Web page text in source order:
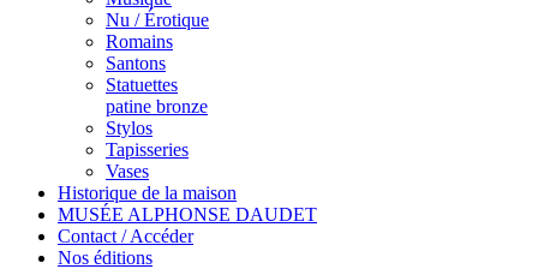
Nu / Érotique
Romains
Santons
Statuettes
patine bronze
Stylos
Tapisseries
Vases
Historique de la maison
MUSÉE ALPHONSE DAUDET
Contact / Accéder
Nos éditions